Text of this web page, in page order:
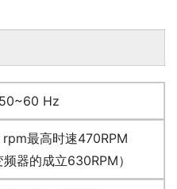
Hz
最高时速470RPM
频器的成立630RPM）